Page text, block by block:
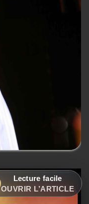
Lecture facile
OUVRIR L’ARTICLE